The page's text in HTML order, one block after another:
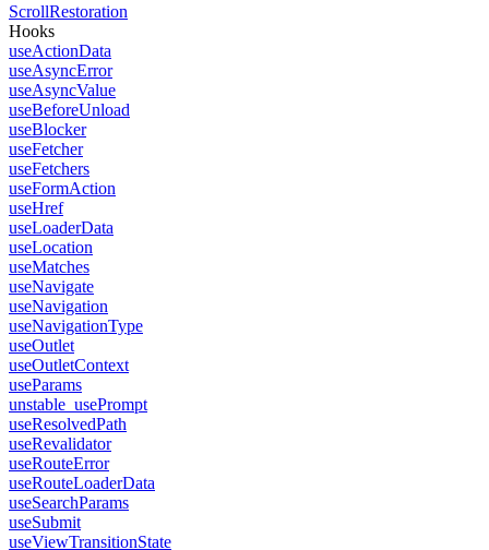
ScrollRestoration
Hooks
useActionData
useAsyncError
useAsyncValue
useBeforeUnload
useBlocker
useFetcher
useFetchers
useFormAction
useHref
useLoaderData
useLocation
useMatches
useNavigate
useNavigation
useNavigationType
useOutlet
useOutletContext
useParams
unstable_usePrompt
useResolvedPath
useRevalidator
useRouteError
useRouteLoaderData
useSearchParams
useSubmit
useViewTransitionState